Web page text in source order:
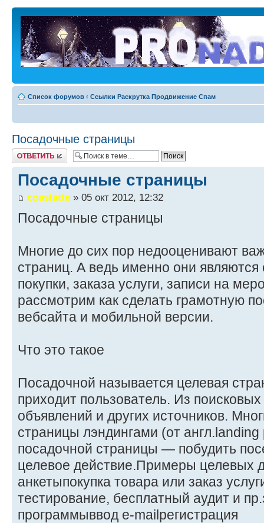
Список форумов ‹ Ссылки Раскрутка Продвижение Спам
Посадочные страницы
Ответить
Посадочные страницы
coastatte » 05 окт 2012, 12:32
Посадочные страницы
Многие до сих пор недооценивают
страниц. А ведь именно они
покупки, заказа услуги, записи на
рассмотрим как сделать грамотную
вебсайта и мобильной версии.
Что это такое
Посадочной называется целевая
приходит пользователь. Из
объявлений и других источников.
страницы лэндингами (от
посадочной страницы — побудить
целевое действие.Примеры целевых
анкетыпокупка товара или заказ
тестирование, бесплатный аудит и
программыввод e-mailрегистрация